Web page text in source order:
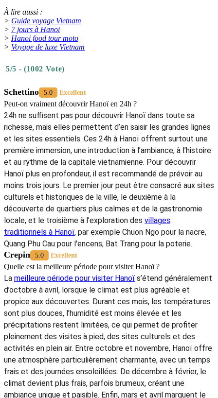
À lire aussi :
> Guide voyage Vietnam
> 7 jours à Hanoi
> Hanoi food tour moto
> Voyage de luxe Vietnam
5/5 - (1002 Vote)
Schettino 5.0 Excellent
Peut-on vraiment découvrir Hanoï en 24h ?
24h ne suffisent pas pour découvrir Hanoï dans toute sa
richesse, mais elles permettent d’en saisir les grandes lignes
et les sites essentiels. Ces 24h à Hanoï offrent surtout une
première immersion, une introduction à l’ambiance, à l’histoire
et au rythme de la capitale vietnamienne. Pour découvrir
Hanoï plus en profondeur, il est recommandé de prévoir au
moins trois jours. Le premier jour peut être consacré aux sites
culturels et historiques de la ville, le deuxième à la
découverte de quartiers plus calmes et de la gastronomie
locale, et le troisième à l’exploration des villages
traditionnels à Hanoï, par exemple Chuon Ngo pour la nacre,
Quang Phu Cau pour l'encens, Bat Trang pour la poterie.
Crepin 5.0 Excellent
Quelle est la meilleure période pour visiter Hanoï ?
La meilleure période pour visiter Hanoï s’étend généralement
d’octobre à avril, lorsque le climat est plus agréable et
propice aux découvertes. Durant ces mois, les températures
sont plus douces, l’humidité est moins élevée et les
précipitations restent limitées, ce qui permet de profiter
pleinement des visites à pied, des sites culturels et des
activités en plein air. Entre octobre et novembre, Hanoï offre
une atmosphère particulièrement charmante, avec un temps
frais et des journées ensoleillées. De décembre à février, le
climat devient plus frais, parfois brumeux, créant une
ambiance unique et paisible. Enfin, mars et avril marquent le